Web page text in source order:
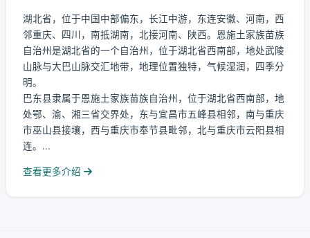
湖北省，位于中国中部偏东，长江中游，东连安徽、河南，西
邻重庆、四川，南抵湖南，北接河南、陕西。恩施土家族苗族
自治州是湖北省的一个自治州，位于湖北省西南部，地处武陵
山脉与大巴山脉交汇地带，地理位置独特，气候湿润，四季分
明。
巴东县隶属于恩施土家族苗族自治州，位于湖北省西南部，地
处鄂、渝、湘三省交界处，东与宜昌市五峰县相邻，南与重庆
市巫山县接壤，西与重庆市奉节县毗邻，北与重庆市云阳县相
连。...
查看更多介绍